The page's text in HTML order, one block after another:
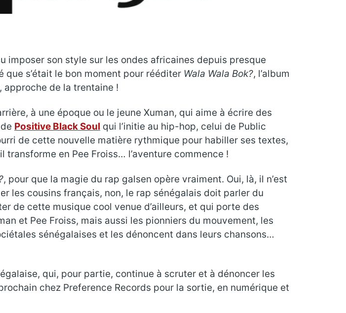
imposer son style sur les ondes africaines depuis presque
s’était le bon moment pour rééditer Wala Wala Bok?, l’album
approche de la trentaine !
à une époque ou le jeune Xuman, qui aime à écrire des
Positive Black Soul qui l’initie au hip-hop, celui de Public
de cette nouvelle matière rythmique pour habiller ses textes,
transforme en Pee Froiss… l’aventure commence !
, pour que la magie du rap galsen opère vraiment. Oui, là, il n’est
les cousins français, non, le rap sénégalais doit parler du
de cette musique cool venue d’ailleurs, et qui porte des
et Pee Froiss, mais aussi les pionniers du mouvement, les
sénégalaises et les dénoncent dans leurs chansons…
qui, pour partie, continue à scruter et à dénoncer les
chez Preference Records pour la sortie, en numérique et